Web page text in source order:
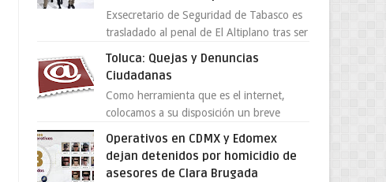
Exsecretario de Seguridad de Tabasco es
trasladado al penal de El Altiplano tras ser
Seguridad Públi...
Toluca: Quejas y Denuncias
Ciudadanas
Como herramienta que es el internet,
colocamos a su disposición un breve
denuncia ciudadana la e...
Operativos en CDMX y Edomex
dejan detenidos por homicidio de
asesores de Clara Brugada